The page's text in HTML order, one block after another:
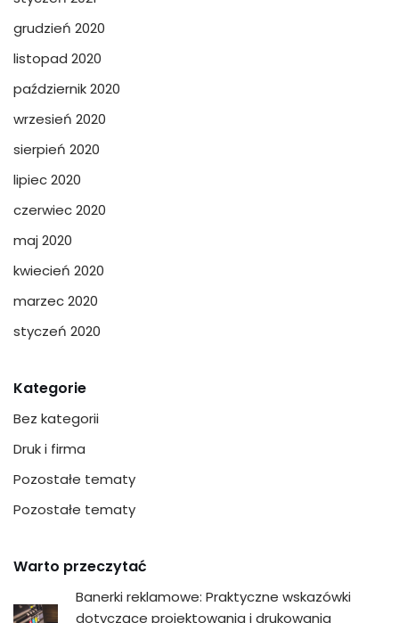
grudzień 2020
listopad 2020
październik 2020
wrzesień 2020
sierpień 2020
lipiec 2020
czerwiec 2020
maj 2020
kwiecień 2020
marzec 2020
styczeń 2020
Kategorie
Bez kategorii
Druk i firma
Pozostałe tematy
Pozostałe tematy
Warto przeczytać
Banerki reklamowe: Praktyczne wskazówki
dotyczące projektowania i drukowania